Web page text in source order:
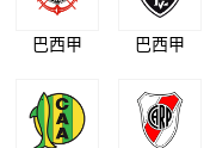
巴西甲 巴西甲